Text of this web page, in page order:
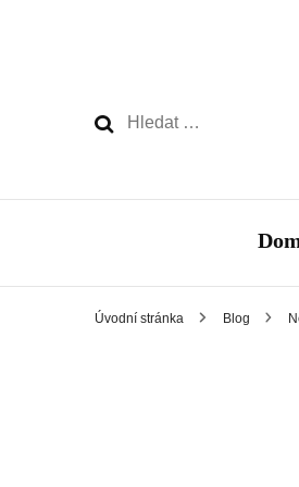
Vyhledávání
Úvodní stránka Blog